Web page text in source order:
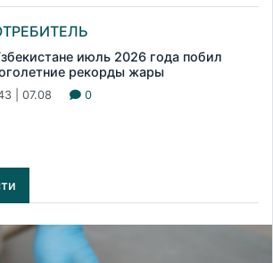
июль 2026 года побил
рекорды жары
| 07.08 0